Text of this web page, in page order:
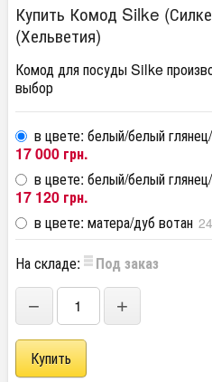
Купить Комод Silke
(Хельветия)
Комод для посуды Silke
выбор
в цвете: белый/белый
17 000 грн.
в цвете: белый/белый
17 120 грн.
в цвете: матера/дуб вотан
На складе:
Под заказ
− +